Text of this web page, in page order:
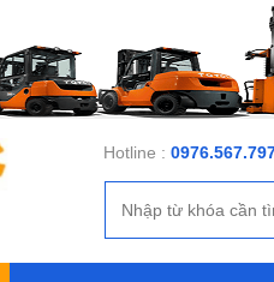
Hotline :